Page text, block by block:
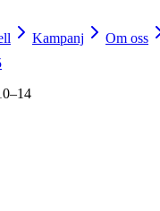
Kampanj Om oss